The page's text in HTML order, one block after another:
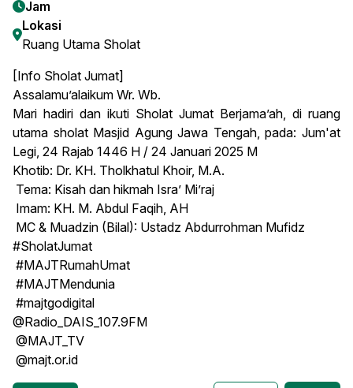
Jam
Lokasi
Ruang Utama Sholat
[Info Sholat Jumat]
Assalamu’alaikum Wr. Wb.
Mari hadiri dan ikuti Sholat Jumat Berjama’ah, di ruang
utama sholat Masjid Agung Jawa Tengah, pada: Jum'at
Legi, 24 Rajab 1446 H / 24 Januari 2025 M
Khotib: Dr. KH. Tholkhatul Khoir, M.A.
Tema: Kisah dan hikmah Isra’ Mi’raj
Imam: KH. M. Abdul Faqih, AH
MC & Muadzin (Bilal): Ustadz Abdurrohman Mufidz
#SholatJumat
#MAJTRumahUmat
#MAJTMendunia
#majtgodigital
@Radio_DAIS_107.9FM
@MAJT_TV
@majt.or.id